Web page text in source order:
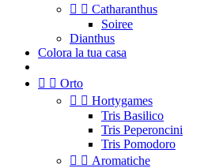
  Catharanthus
Soiree
Dianthus
Colora la tua casa
  Orto
  Hortygames
Tris Basilico
Tris Peperoncini
Tris Pomodoro
  Aromatiche